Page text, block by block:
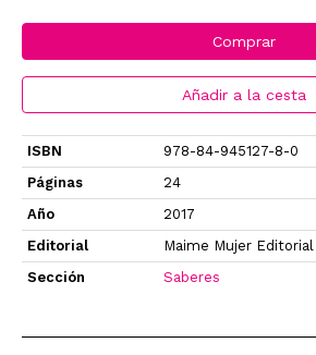
Comprar
Añadir a la cesta
ISBN
978-84-945127-8-0
Páginas
24
Año
2017
Editorial
Maime Mujer Editorial
Sección
Saberes